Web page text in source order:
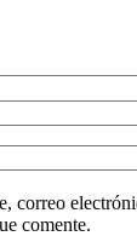
correo
comente.